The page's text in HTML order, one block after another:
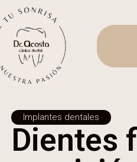
Implantes dentales
Dientes